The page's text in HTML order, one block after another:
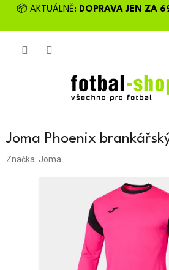
Přejít📦 AKTUÁLNĚ: DOPRAVA JEN ZA
Joma Phoenix
Značka: Joma